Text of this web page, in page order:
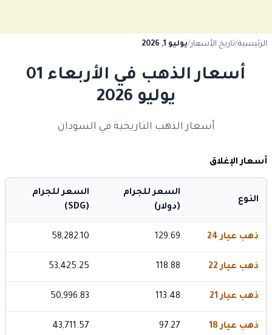
الرئيسية/تاريخ الأسعار/يوليو 1, 2026
أسعار الذهب في الأربعاء 01
يوليو 2026
أسعار الذهب التاريخية في السودان
أسعار الإغلاق
النوع
السعر للجرام
(دولار)
السعر للجرام
(SDG)
ذهب عيار 24 129.69
58,282.10
ذهب عيار 22 118.88
53,425.25
ذهب عيار 21 113.48
50,996.83
ذهب عيار 18 97.27
43,711.57